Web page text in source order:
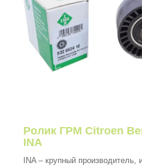
Ролик ГРМ Citroen
INA
INA – крупный